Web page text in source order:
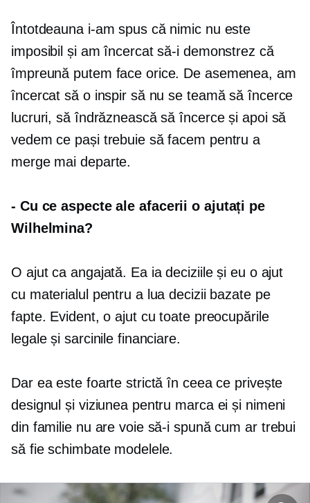
Întotdeauna i-am spus că nimic nu este
imposibil și am încercat să-i demonstrez că
împreună putem face orice. De asemenea, am
încercat să o inspir să nu se teamă să încerce
lucruri, să îndrăznească să încerce și apoi să
vedem ce pași trebuie să facem pentru a
merge mai departe.
- Cu ce ​​aspecte ale afacerii o ajutați pe
Wilhelmina?
O ajut ca angajată. Ea ia deciziile și eu o ajut
cu materialul pentru a lua decizii bazate pe
fapte. Evident, o ajut cu toate preocupările
legale și sarcinile financiare.
Dar ea este foarte strictă în ceea ce privește
designul și viziunea pentru marca ei și nimeni
din familie nu are voie să-i spună cum ar trebui
să fie schimbate modelele.